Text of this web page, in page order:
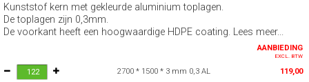
Kunststof kern met gekleurde aluminium toplagen.
De toplagen zijn 0,3mm.
De voorkant heeft een hoogwaardige HDPE coating. Lees meer...
AANBIEDING
EXCL. BTW
2700 * 1500 * 3 mm 0,3 AL 119,00